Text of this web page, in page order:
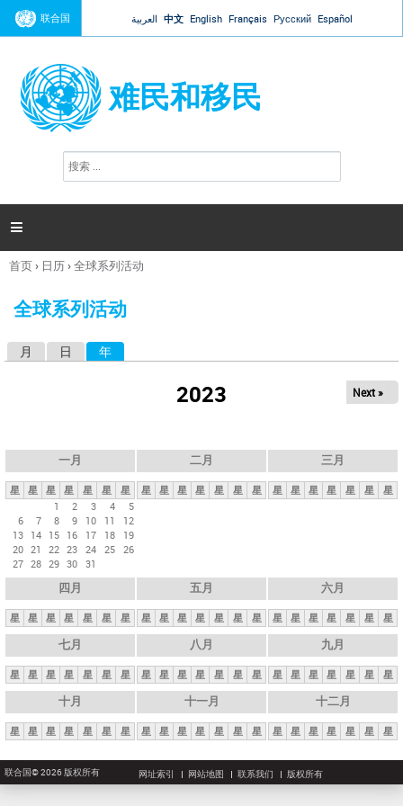
Jump to navigation
联合国 العربية 中文 English Français Русский Español
难民和移民
搜
索

你
这
首页› 日历›全球系列活动
全球系列活动
月 日 年
2023 Next »
一月
星 星 星 星 星 星
星
1
2 3 4
5
6
7 8 9 10 11
12
13 14 15 16 17 18
19
20 21 22 23 24 25 26
27 28 29 30 31
二月
星 星 星 星 星 星 星
三月
星 星 星 星 星 星 星
四月
星 星 星 星 星 星 星
五月
星 星 星 星 星 星 星
六月
星 星 星 星 星 星 星
七月
星 星 星 星 星 星 星
八月
星 星 星 星 星 星 星
九月
星 星 星 星 星 星 星
十月
星 星 星 星 星 星 星
十一月
星 星 星 星 星 星 星
十二月
星 星 星 星 星 星 星
联合国© 2026 版权所有 网址索引 网站地图 联系我们 版权所有